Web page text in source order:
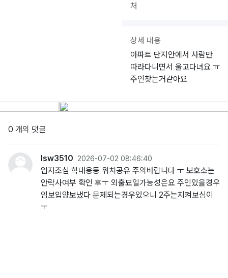
처
상세 내용
아파트 단지안에서 사람만
따라다니면서 울고다녀요 ㅠ
주인찾는거같아요
0 개의 댓글
lsw3510 2026-07-02 08:46:40
업자조심 학대용등 위치공유 주의바랍니다 ㅜ 보호소는
안락사여부 확인 후ㅜ 외출묘일가능성은요 주인있을경우
임보입양보냈다 문제되는경우있으니 2주는지켜보심이
ㅜ